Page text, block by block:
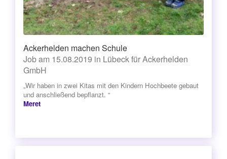
Ackerhelden machen Schule
Job am 15.08.2019 in Lübeck für Ackerhelden
GmbH
„Wir haben in zwei Kitas mit den Kindern Hochbeete gebaut
und anschließend bepflanzt. “
Meret